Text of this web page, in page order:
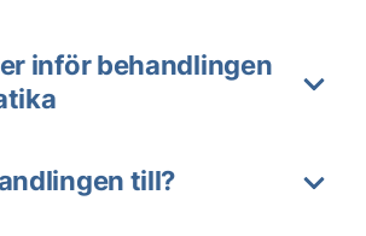
inför behandlingen
till?